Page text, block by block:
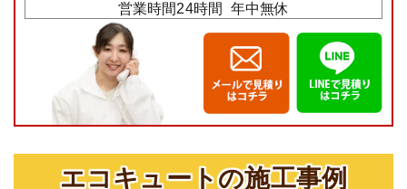
営業時間24時間 年中無休
エコキュートの施工事例